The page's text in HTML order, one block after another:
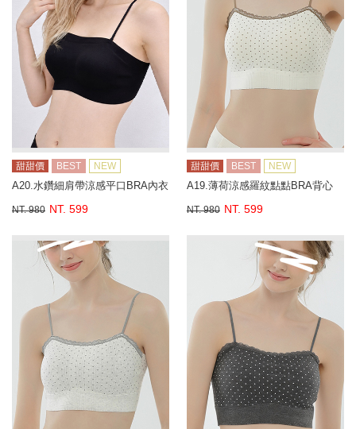
甜甜價 BEST NEW
A20.水鑽細肩帶涼感平口BRA內衣
NT. 980 NT. 599
甜甜價 BEST NEW
A19.薄荷涼感羅紋點點BRA背心
NT. 980 NT. 599